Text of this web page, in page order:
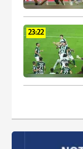
23:22